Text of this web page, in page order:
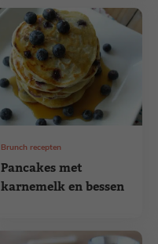
Pancakes met
karnemelk en bessen
Brunch recepten